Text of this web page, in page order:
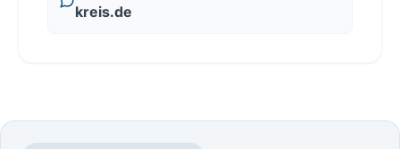
kreis.de